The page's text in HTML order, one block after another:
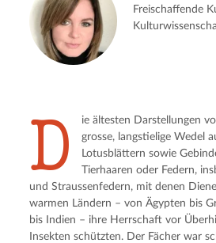
Freischaffende
D
ie ältesten Darstellungen
grosse, langstielige Wedel
Lotusblättern sowie
Tierhaaren oder Federn,
und Straussenfedern, mit denen
warmen Ländern – von Ägypten bis
bis Indien – ihre Herrschaft vor
Insekten schützten. Der Fächer war